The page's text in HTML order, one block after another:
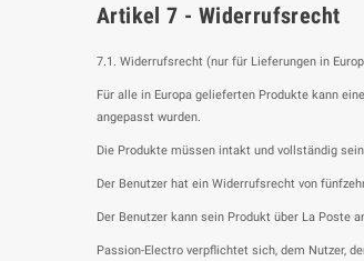
Artikel 7 - Widerrufsrecht
7.1. Widerrufsrecht (nur für Lieferungen in
Für alle in Europa gelieferten Produkte kann
angepasst wurden.
Die Produkte müssen intakt und vollständig
Der Benutzer hat ein Widerrufsrecht von
Der Benutzer kann sein Produkt über La Poste
Passion-Electro verpflichtet sich, dem Nutzer,